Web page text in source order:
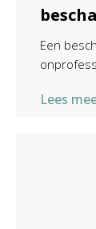
Een
Lees